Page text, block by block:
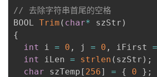
// 去除字符串首尾的空格
BOOL Trim ( char* szStr )
{
int
i = 0 , j = 0 , iFirst =
int
iLen = strlen ( szStr ) ;
char szTemp [ 256] = { 0 } ;